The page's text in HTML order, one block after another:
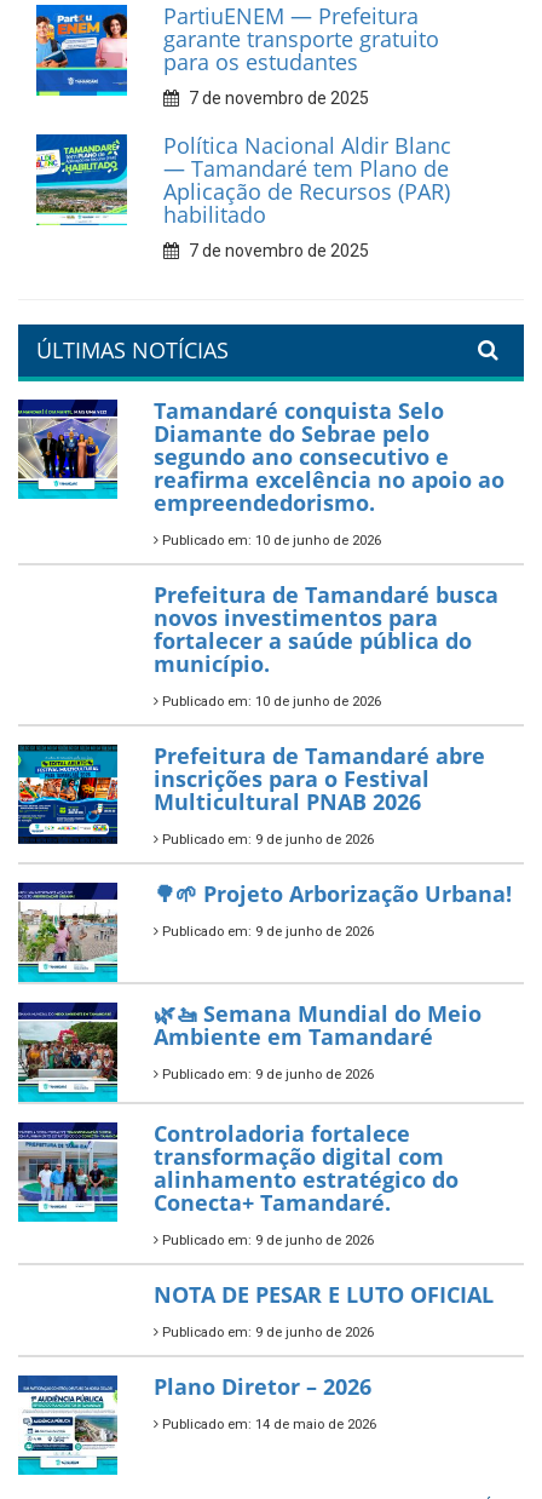
PartiuENEM — Prefeitura
garante transporte gratuito
para os estudantes
7 de novembro de 2025
Política Nacional Aldir Blanc
— Tamandaré tem Plano de
Aplicação de Recursos (PAR)
habilitado
7 de novembro de 2025
ÚLTIMAS NOTÍCIAS
Tamandaré conquista Selo
Diamante do Sebrae pelo
segundo ano consecutivo e
reafirma excelência no apoio ao
empreendedorismo.
Publicado em: 10 de junho de 2026
Prefeitura de Tamandaré busca
novos investimentos para
fortalecer a saúde pública do
município.
Publicado em: 10 de junho de 2026
Prefeitura de Tamandaré abre
inscrições para o Festival
Multicultural PNAB 2026
Publicado em: 9 de junho de 2026
🌳🌱 Projeto Arborização Urbana!
Publicado em: 9 de junho de 2026
🌿🚤 Semana Mundial do Meio
Ambiente em Tamandaré
Publicado em: 9 de junho de 2026
Controladoria fortalece
transformação digital com
alinhamento estratégico do
Conecta+ Tamandaré.
Publicado em: 9 de junho de 2026
NOTA DE PESAR E LUTO OFICIAL
Publicado em: 9 de junho de 2026
Plano Diretor – 2026
Publicado em: 14 de maio de 2026